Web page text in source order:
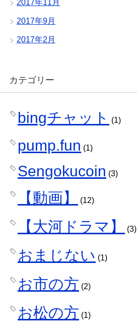
2017年11月
2017年9月
2017年2月
カテゴリー
bingチャット (1)
pump.fun (1)
Sengokucoin (3)
【動画】 (12)
【大河ドラマ】 (3)
おまじない (1)
お市の方 (2)
お松の方 (1)